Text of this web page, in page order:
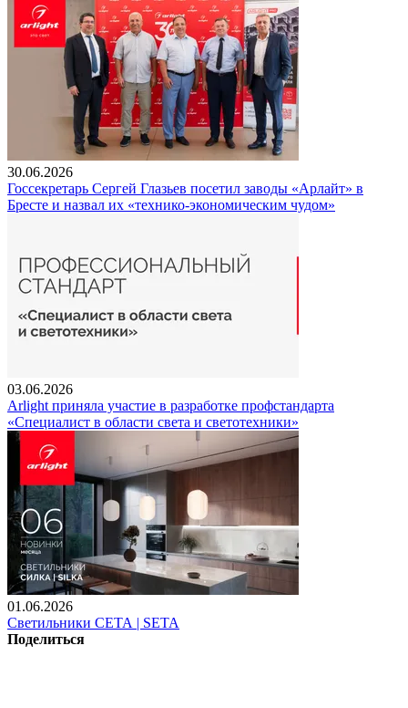
30.06.2026
Госсекретарь Сергей Глазьев посетил заводы «Арлайт» в
Бресте и назвал их «технико-экономическим чудом»
03.06.2026
Arlight приняла участие в разработке профстандарта
«Специалист в области света и светотехники»
01.06.2026
Светильники СЕТА | SETA
Поделиться